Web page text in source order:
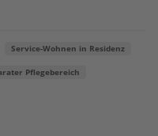
Service-Wohnen in Residenz
Pflegebereich